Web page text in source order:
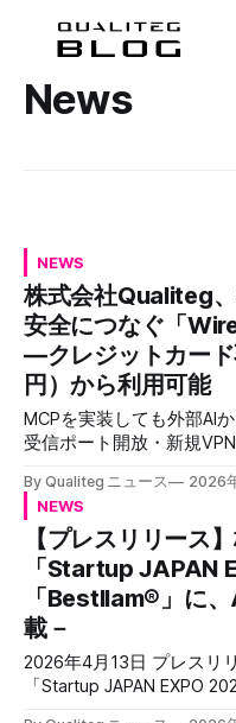
News
NEWS
株式会社Qualiteg
安全につなぐ「
―クレジットカー
円）から利用可能
MCPを実装しても外部AI
受信ポート開放・新規
By Qualiteg ニュース 2026
NEWS
【プレスリリース
「Startup JAPAN
「Bestllam®」に
載－
2026年4月13日 プレスリリース 株式会社
「Startup JAPAN EXPO